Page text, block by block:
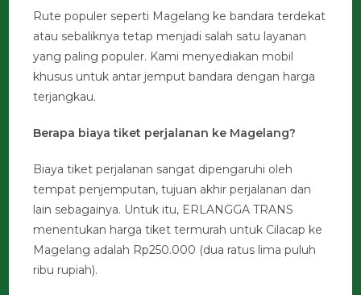
Rute populer seperti Magelang ke bandara terdekat
atau sebaliknya tetap menjadi salah satu layanan
yang paling populer. Kami menyediakan mobil
khusus untuk antar jemput bandara dengan harga
terjangkau.
Berapa biaya tiket perjalanan ke Magelang?
Biaya tiket perjalanan sangat dipengaruhi oleh
tempat penjemputan, tujuan akhir perjalanan dan
lain sebagainya. Untuk itu, ERLANGGA TRANS
menentukan harga tiket termurah untuk Cilacap ke
Magelang adalah Rp250.000 (dua ratus lima puluh
ribu rupiah).